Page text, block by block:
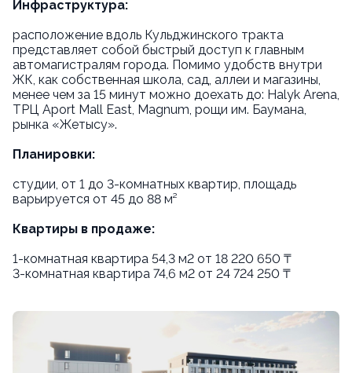
Инфраструктура:
расположение вдоль Кульджинского тракта
представляет собой быстрый доступ к главным
автомагистралям города. Помимо удобств внутри
ЖК, как собственная школа, сад, аллеи и магазины,
менее чем за 15 минут можно доехать до: Halyk Arena,
ТРЦ Aport Mall East, Magnum, рощи им. Баумана,
рынка «Жетысу».
Планировки:
студии, от 1 до 3-комнатных квартир, площадь
варьируется от 45 до 88 м²
Квартиры в продаже:
1-комнатная квартира 54,3 м2 от 18 220 650 ₸
3-комнатная квартира 74,6 м2 от 24 724 250 ₸